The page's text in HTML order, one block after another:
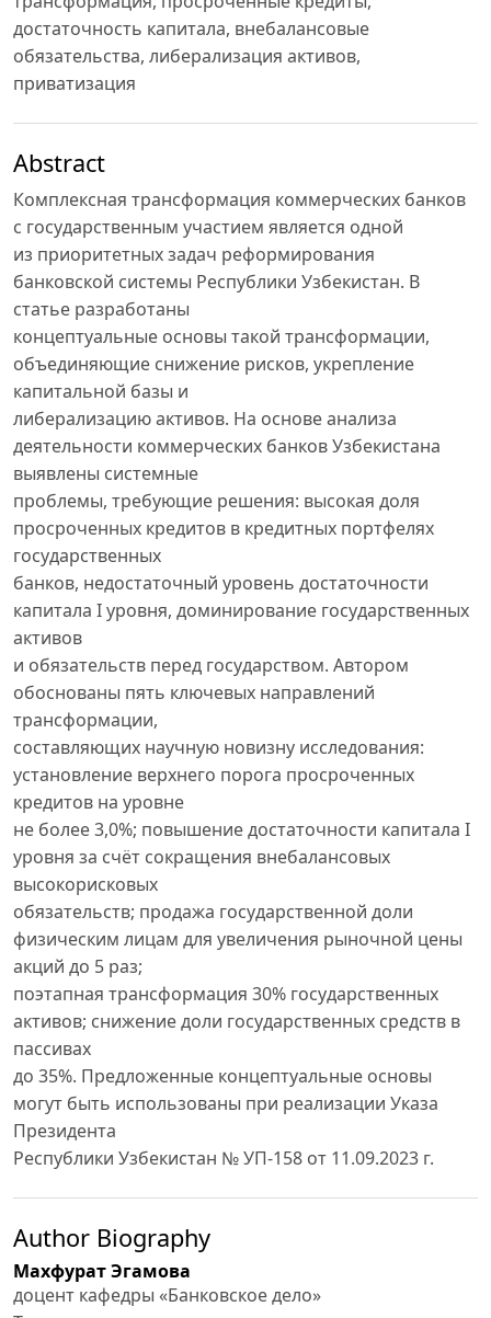
достаточность капитала, внебалансовые
обязательства, либерализация активов,
приватизация
Abstract
Комплексная трансформация коммерческих банков
с государственным участием является одной
из приоритетных задач реформирования
банковской системы Республики Узбекистан. В
статье разработаны
концептуальные основы такой трансформации,
объединяющие снижение рисков, укрепление
капитальной базы и
либерализацию активов. На основе анализа
деятельности коммерческих банков Узбекистана
выявлены системные
проблемы, требующие решения: высокая доля
просроченных кредитов в кредитных портфелях
государственных
банков, недостаточный уровень достаточности
капитала I уровня, доминирование государственных
активов
и обязательств перед государством. Автором
обоснованы пять ключевых направлений
трансформации,
составляющих научную новизну исследования:
установление верхнего порога просроченных
кредитов на уровне
не более 3,0%; повышение достаточности капитала I
уровня за счёт сокращения внебалансовых
высокорисковых
обязательств; продажа государственной доли
физическим лицам для увеличения рыночной цены
акций до 5 раз;
поэтапная трансформация 30% государственных
активов; снижение доли государственных средств в
пассивах
до 35%. Предложенные концептуальные основы
могут быть использованы при реализации Указа
Президента
Республики Узбекистан № УП-158 от 11.09.2023 г.
Author Biography
Махфурат Эгамова
доцент кафедры «Банковское дело»